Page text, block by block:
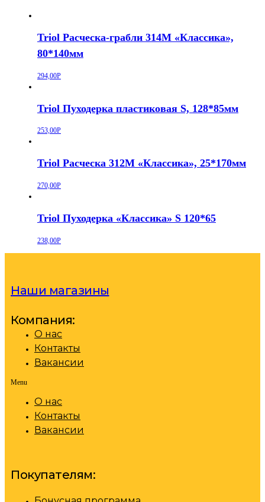
Triol Расческа-грабли 314M «Классика»,
80*140мм
294,00Р
Triol Пуходерка пластиковая S, 128*85мм
253,00Р
Triol Расческа 312M «Классика», 25*170мм
270,00Р
Triol Пуходерка «Классика» S 120*65
238,00Р
Наши магазины
Компания:
О нас
Контакты
Вакансии
Menu
О нас
Контакты
Вакансии
Покупателям: